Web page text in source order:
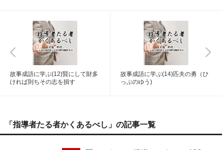
故事成語に学ぶ(12)賢にして財多
ければ則ちその志を損す
故事成語に学ぶ(14)匹夫の勇（ひ
っぷのゆう)
「指導者たる者かくあるべし」の記事一覧